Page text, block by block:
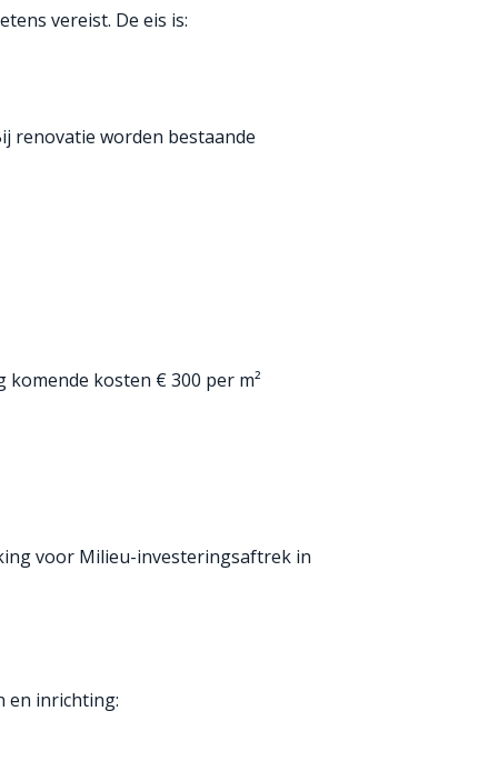
vereist. De eis is:
renovatie worden bestaande
kosten € 300 per m²
voor Milieu-investeringsaftrek in
en inrichting: